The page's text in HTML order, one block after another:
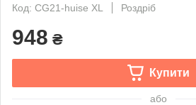
Код: CG21-huise XL
Роздріб
948 ₴
Купити
або